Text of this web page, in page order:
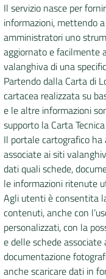
Il servizio nasce per
informazioni, mettendo
amministratori uno
aggiornato e facilmente
valanghiva di una
Partendo dalla Carta di
cartacea realizzata su
e le altre informazioni
supporto la Carta
Il portale cartografico
associate ai siti
dati quali schede,
le informazioni ritenute
Agli utenti è consentita
contenuti, anche con
personalizzati, con la
e delle schede
documentazione
anche scaricare dati in